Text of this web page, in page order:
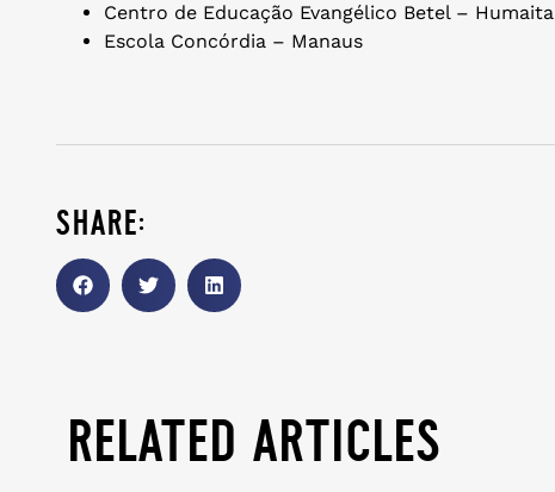
Centro de Educação Evangélico Betel – Humaita
Escola Concórdia – Manaus
share:
related articles